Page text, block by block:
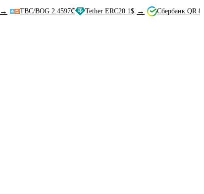
TBC/BOG 2.4597₾ Tether ERC20 1$ → Сбербанк QR 80.04₽